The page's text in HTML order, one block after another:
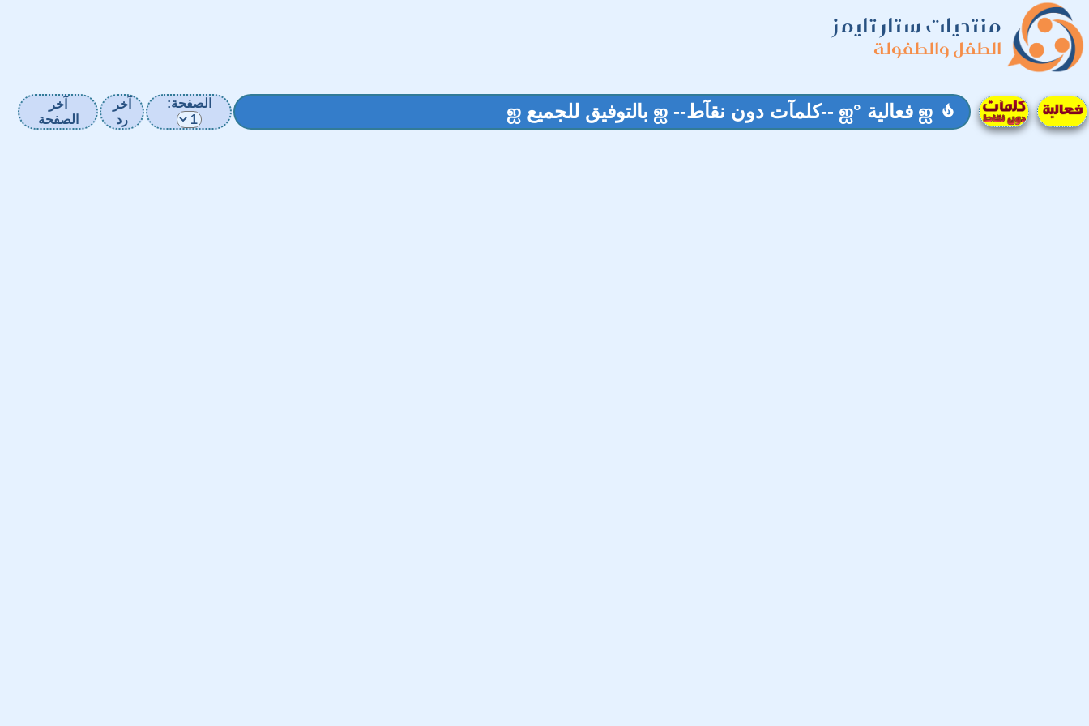
منتديات ستار تايمز
الطفل والطفولة
 ஐ فعالية °ஐ --كلمآت دون نقآط-- ஐ بالتوفيق للجميع ஐ الصفحة:
آخر
رد
آخر
الصفحة